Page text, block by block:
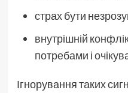
страх бути
внутрішній
потребами і
Ігнорування таких